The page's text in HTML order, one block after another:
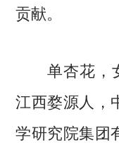
贡献。
单杏花，女
江西婺源人，
学研究院集团